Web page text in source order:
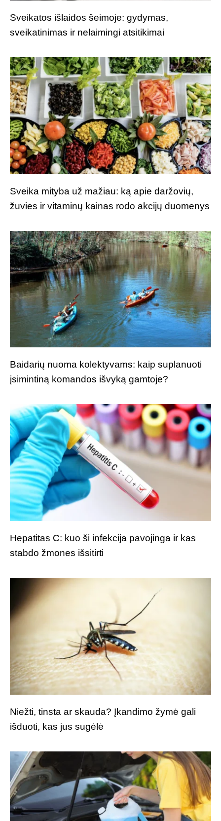
Sveikatos išlaidos šeimoje: gydymas,
sveikatinimas ir nelaimingi atsitikimai
Sveika mityba už mažiau: ką apie daržovių,
žuvies ir vitaminų kainas rodo akcijų duomenys
Baidarių nuoma kolektyvams: kaip suplanuoti
įsimintiną komandos išvyką gamtoje?
Hepatitas C: kuo ši infekcija pavojinga ir kas
stabdo žmones išsitirti
Niežti, tinsta ar skauda? Įkandimo žymė gali
išduoti, kas jus sugėlė